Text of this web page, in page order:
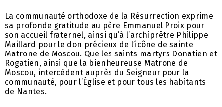
La communauté orthodoxe de la Résurrection exprime
sa profonde gratitude au père Emmanuel Proix pour
son accueil fraternel, ainsi qu’à l’archiprêtre Philippe
Maillard pour le don précieux de l’icône de sainte
Matrone de Moscou. Que les saints martyrs Donatien et
Rogatien, ainsi que la bienheureuse Matrone de
Moscou, intercèdent auprès du Seigneur pour la
communauté, pour l’Église et pour tous les habitants
de Nantes.